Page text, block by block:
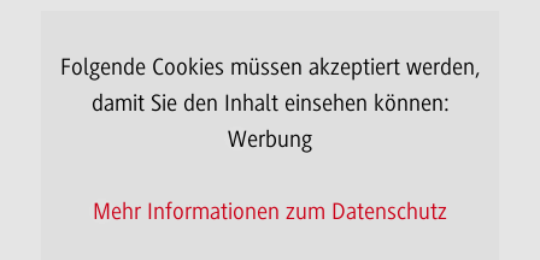
Folgende Cookies müssen akzeptiert werden,
damit Sie den Inhalt einsehen können:
Werbung
Mehr Informationen zum Datenschutz